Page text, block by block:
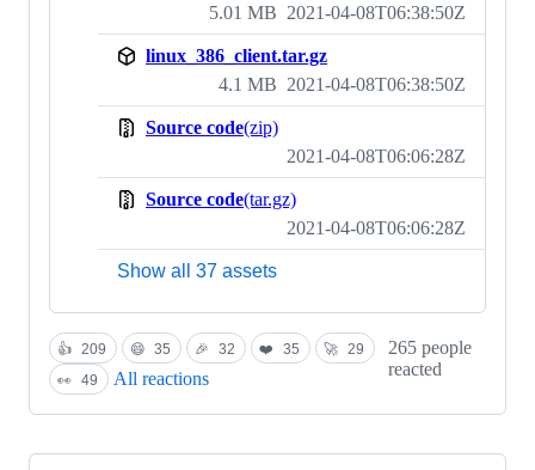
5.01 MB 2021-04-08T06:38:50Z
linux_386_client.tar.gz
4.1 MB 2021-04-08T06:38:50Z
Source code(zip)
2021-04-08T06:06:28Z
Source code(tar.gz)
2021-04-08T06:06:28Z
Show all 37 assets
👍 209 😄 35 🎉 32 ❤️ 35 🚀 29
👀 49 All reactions
265 people
reacted